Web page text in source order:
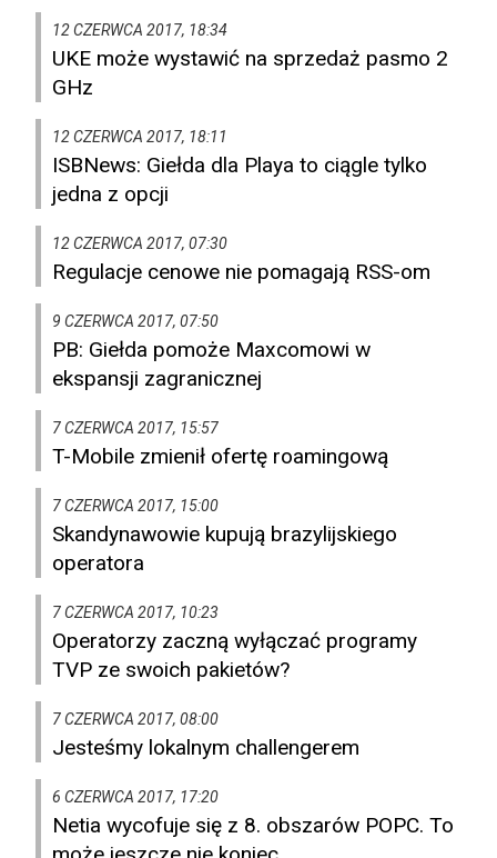
12 CZERWCA 2017, 18:34
UKE może wystawić na sprzedaż pasmo 2
GHz
12 CZERWCA 2017, 18:11
ISBNews: Giełda dla Playa to ciągle tylko
jedna z opcji
12 CZERWCA 2017, 07:30
Regulacje cenowe nie pomagają RSS-om
9 CZERWCA 2017, 07:50
PB: Giełda pomoże Maxcomowi w
ekspansji zagranicznej
7 CZERWCA 2017, 15:57
T-Mobile zmienił ofertę roamingową
7 CZERWCA 2017, 15:00
Skandynawowie kupują brazylijskiego
operatora
7 CZERWCA 2017, 10:23
Operatorzy zaczną wyłączać programy
TVP ze swoich pakietów?
7 CZERWCA 2017, 08:00
Jesteśmy lokalnym challengerem
6 CZERWCA 2017, 17:20
Netia wycofuje się z 8. obszarów POPC. To